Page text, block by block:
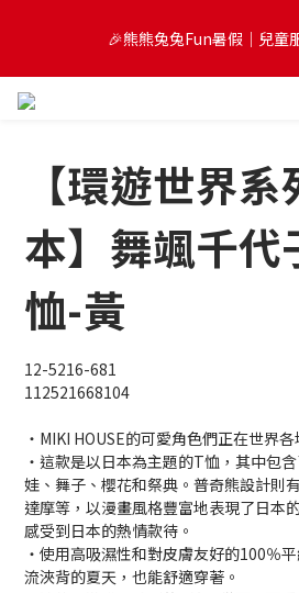
💌】
🎉熊熊兔兔Fun暑假｜兒童
😍FUN暑假！童裝開心購【滿$3,000，
💌】
【環遊世界
本】舞颯千代
恤-黃
12-5216-681
112521668104
・MIKI HOUSE的可愛角色們正在世界
・這款是以日本為主題的T恤，其中包
娃、舞子、櫻花和祭典。普奇熊設計則
達摩等，以漫畫風格豐富地表現了日本
感受到日本的熱情款待。
・使用高吸濕性和對皮膚友好的100％
流浹背的夏天，也能舒適穿著。